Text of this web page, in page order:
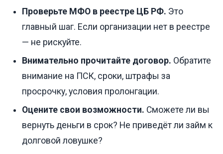
Проверьте МФО в реестре ЦБ РФ. Это
главный шаг. Если организации нет в реестре
— не рискуйте.
Внимательно прочитайте договор. Обратите
внимание на ПСК, сроки, штрафы за
просрочку, условия пролонгации.
Оцените свои возможности. Сможете ли вы
вернуть деньги в срок? Не приведёт ли займ к
долговой ловушке?